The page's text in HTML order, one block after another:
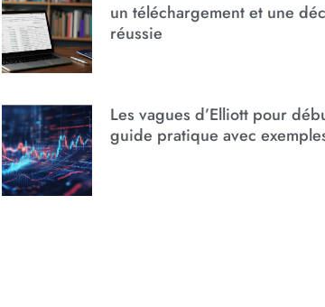
un téléchargement et une
réussie
Les vagues d’Elliott pour
guide pratique avec